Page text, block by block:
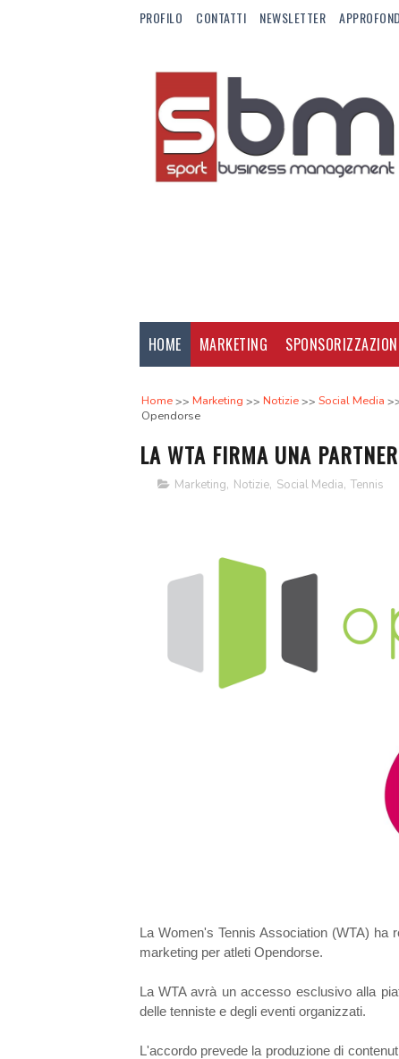
PROFILO CONTATTI NEWSLETTER
HOME MARKETING
Home Marketing Notizie Social Media
Opendorse
LA WTA FIRMA UNA
Marketing, Notizie, Social Media, Tennis
La Women's Tennis Association (WTA) ha
marketing per atleti Opendorse.
La WTA avrà un accesso esclusivo alla
delle tenniste e degli eventi organizzati.
L'accordo prevede la produzione di